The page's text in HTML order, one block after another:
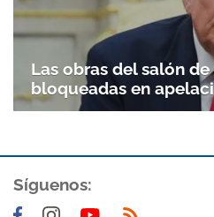
Las obras del salón
bloqueadas en
Síguenos: